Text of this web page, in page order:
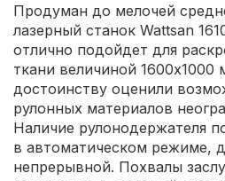
Продуман до мелочей
лазерный станок Wattsan
отлично подойдет для
ткани величиной
достоинству оценили
рулонных материалов
Наличие рулонодержателя
в автоматическом режиме,
непрерывной. Похвалы